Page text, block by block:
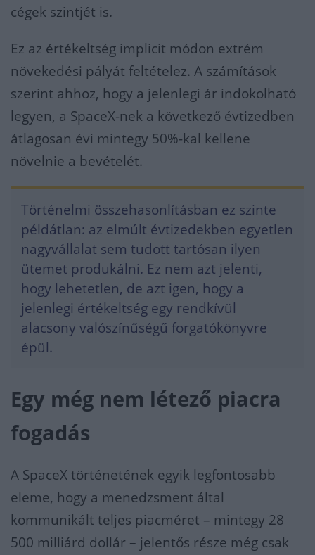
cégek szintjét is.
Ez az értékeltség implicit módon extrém
növekedési pályát feltételez. A számítások
szerint ahhoz, hogy a jelenlegi ár indokolható
legyen, a SpaceX-nek a következő évtizedben
átlagosan évi mintegy 50%-kal kellene
növelnie a bevételét.
Történelmi összehasonlításban ez szinte
példátlan: az elmúlt évtizedekben egyetlen
nagyvállalat sem tudott tartósan ilyen
ütemet produkálni. Ez nem azt jelenti,
hogy lehetetlen, de azt igen, hogy a
jelenlegi értékeltség egy rendkívül
alacsony valószínűségű forgatókönyvre
épül.
Egy még nem létező piacra
fogadás
A SpaceX történetének egyik legfontosabb
eleme, hogy a menedzsment által
kommunikált teljes piacméret – mintegy 28
500 milliárd dollár – jelentős része még csak